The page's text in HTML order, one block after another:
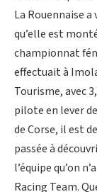
La Rouennaise
qu’elle est
championnat
effectuait à
Tourisme, avec
pilote en lever
de Corse, il est
passée à
l’équipe qu’on
Racing Team.